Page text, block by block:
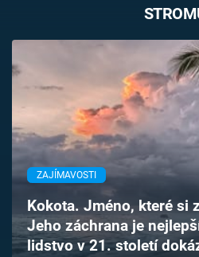
Pořady
TV Program
Časopis
Sledujte prima+
ZAJÍMAVOSTI
Kokota. Jméno, které si
Jeho záchrana je
lidstvo v 21. století